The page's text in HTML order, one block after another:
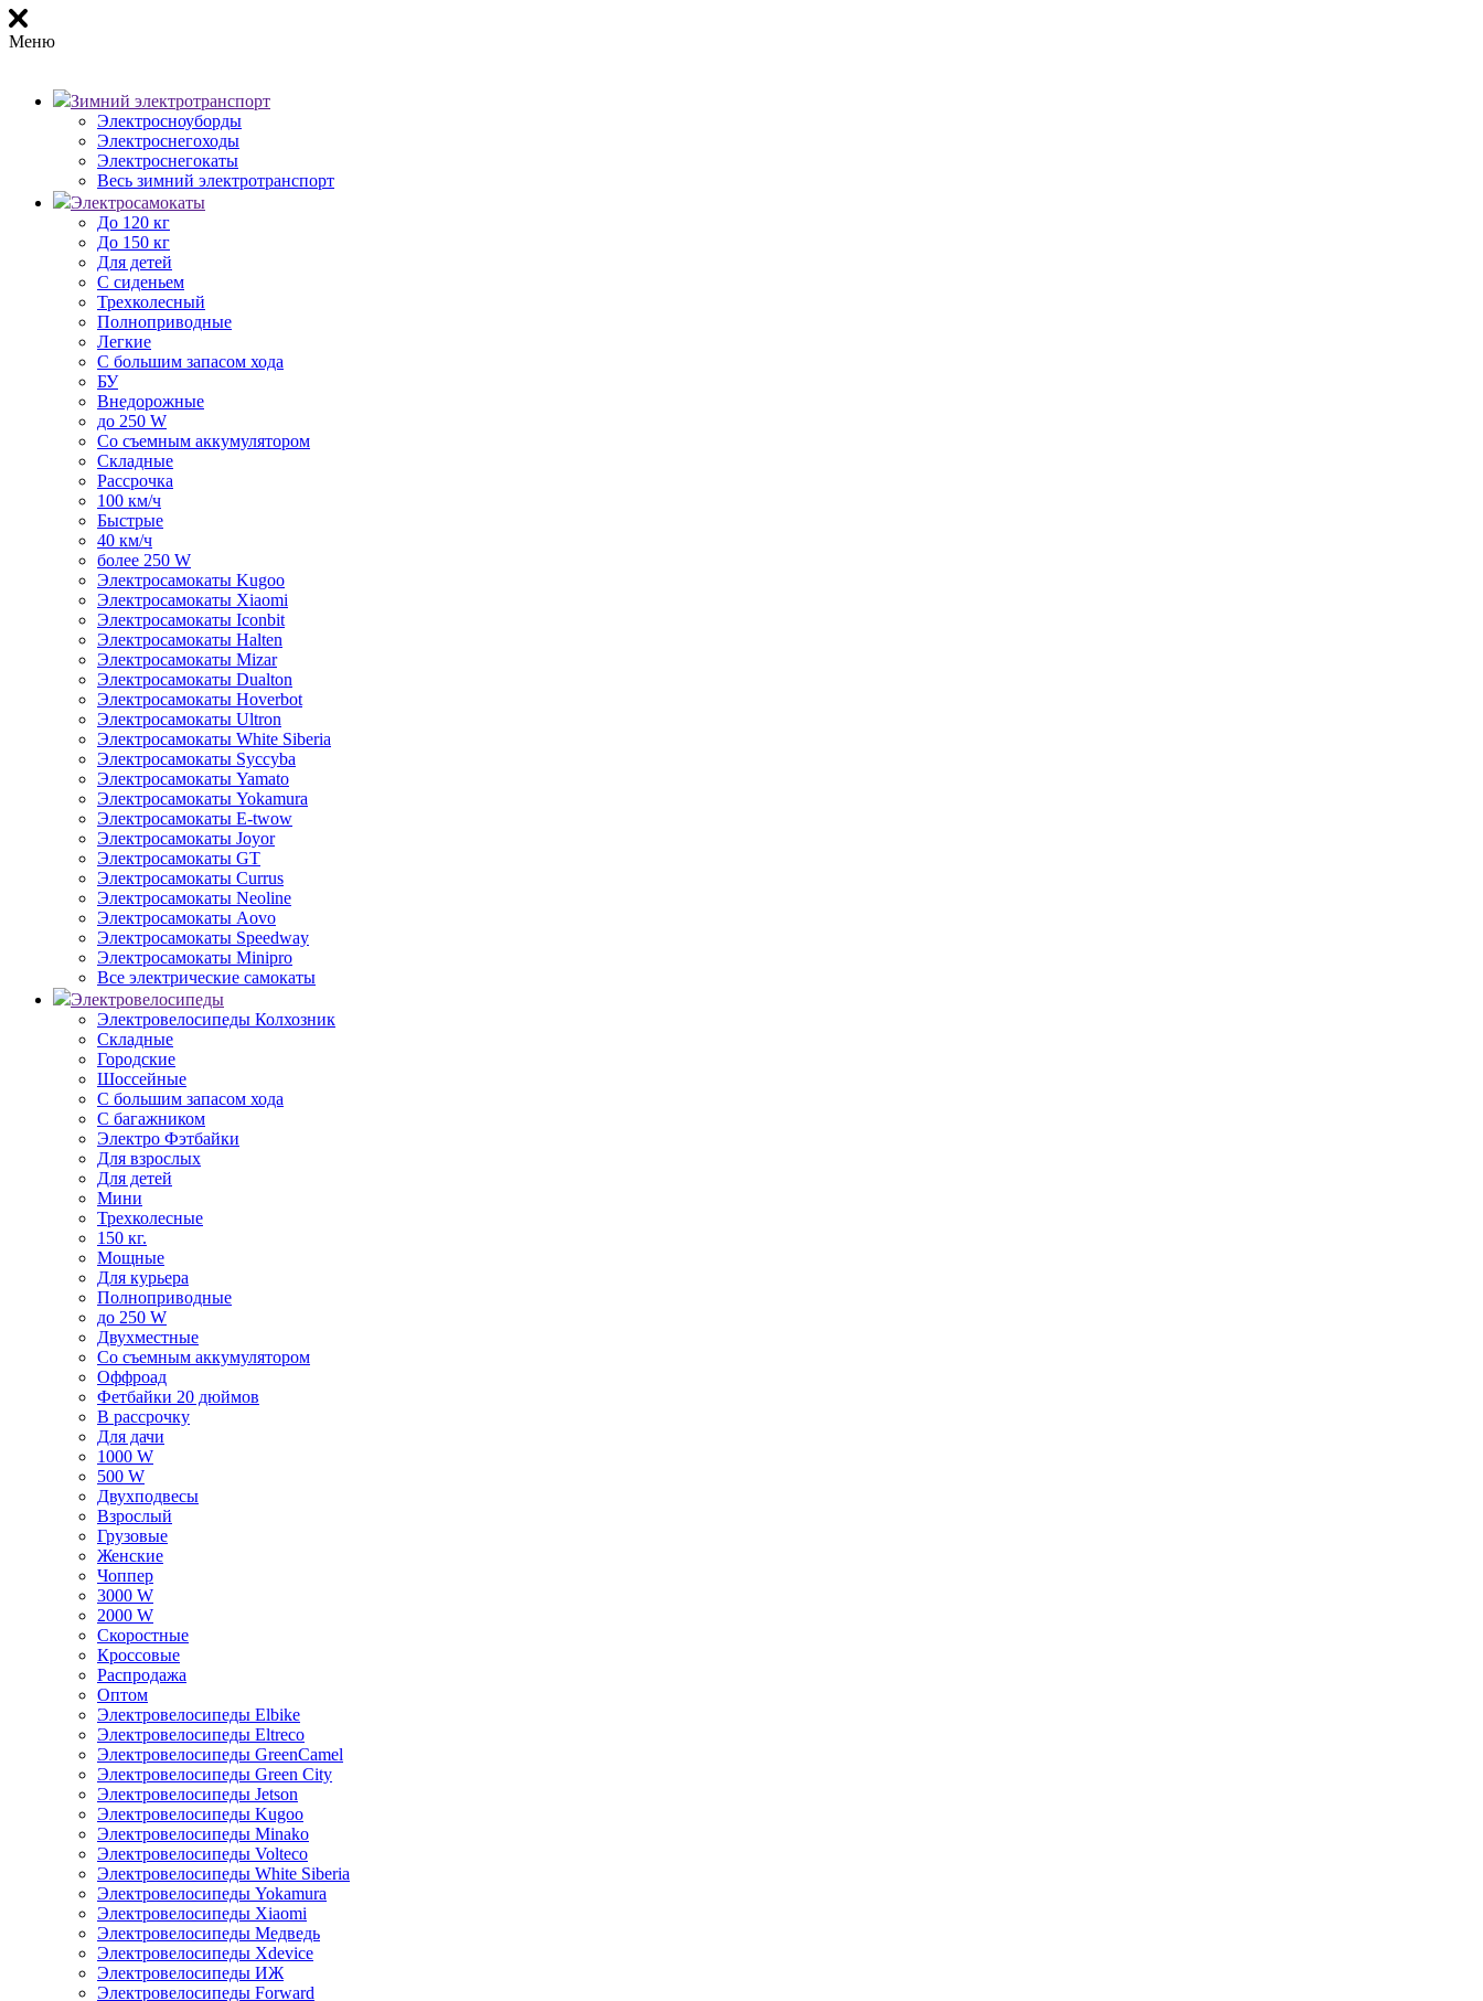
Меню
Зимний электротранспорт
Электросноуборды
Электроснегоходы
Электроснегокаты
Весь зимний электротранспорт
Электросамокаты
До 120 кг
До 150 кг
Для детей
С сиденьем
Трехколесный
Полноприводные
Легкие
С большим запасом хода
БУ
Внедорожные
до 250 W
Со съемным аккумулятором
Складные
Рассрочка
100 км/ч
Быстрые
40 км/ч
более 250 W
Электросамокаты Kugoo
Электросамокаты Xiaomi
Электросамокаты Iconbit
Электросамокаты Halten
Электросамокаты Mizar
Электросамокаты Dualton
Электросамокаты Hoverbot
Электросамокаты Ultron
Электросамокаты White Siberia
Электросамокаты Syccyba
Электросамокаты Yamato
Электросамокаты Yokamura
Электросамокаты E-twow
Электросамокаты Joyor
Электросамокаты GT
Электросамокаты Currus
Электросамокаты Neoline
Электросамокаты Aovo
Электросамокаты Speedway
Электросамокаты Minipro
Все электрические самокаты
Электровелосипеды
Электровелосипеды Колхозник
Складные
Городские
Шоссейные
С большим запасом хода
С багажником
Электро Фэтбайки
Для взрослых
Для детей
Мини
Трехколесные
150 кг.
Мощные
Для курьера
Полноприводные
до 250 W
Двухместные
Со съемным аккумулятором
Оффроад
Фетбайки 20 дюймов
В рассрочку
Для дачи
1000 W
500 W
Двухподвесы
Взрослый
Грузовые
Женские
Чоппер
3000 W
2000 W
Скоростные
Кроссовые
Распродажа
Оптом
Электровелосипеды Elbike
Электровелосипеды Eltreco
Электровелосипеды GreenCamel
Электровелосипеды Green City
Электровелосипеды Jetson
Электровелосипеды Kugoo
Электровелосипеды Minako
Электровелосипеды Volteco
Электровелосипеды White Siberia
Электровелосипеды Yokamura
Электровелосипеды Xiaomi
Электровелосипеды Медведь
Электровелосипеды Xdevice
Электровелосипеды ИЖ
Электровелосипеды Forward